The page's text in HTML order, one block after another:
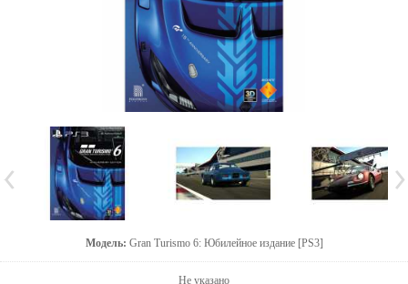
Модель: Gran Turismo 6: Юбилейное издание [PS3]
Не указано